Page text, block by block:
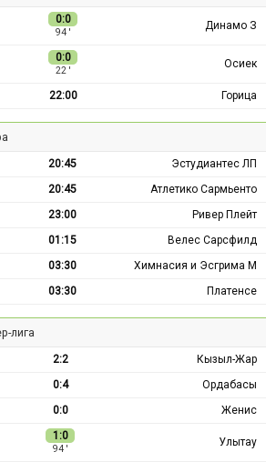
0:0
94 ′
Динамо З
0:0
22 ′
Осиек
22:00 Горица
20:45
Эстудиантес ЛП
20:45
Атлетико Сармьенто
23:00
Ривер Плейт
01:15
Велес Сарсфилд
03:30
Химнасия и Эсгрима М
03:30 Платенсе
лига
2:2
Кызыл-Жар
0:4
Ордабасы
0:0 Женис
1:0
94 ′
Улытау